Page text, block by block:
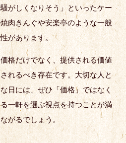
がしくなりそう」といったケー
肉きんぐや安楽亭のような一般
があります。
格だけでなく、提供される価値
れるべき存在です。大切な人と
日には、ぜひ「価格」ではなく
一軒を選ぶ視点を持つことが満
がるでしょう。